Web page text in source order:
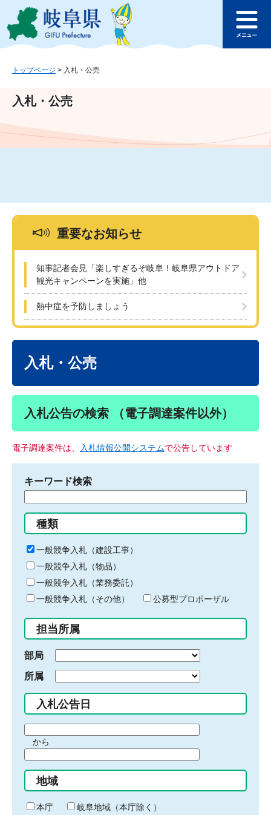
ジ
ュ
文
このページの本文へ
ュ
トップページ > 入札・公売
入札・公売
重要なお知らせ
知事記者会見「楽しすぎるぞ岐阜！岐阜県アウトドア
観光キャンペーンを実施」他
熱中症を予防しましょう
入札・公売
入札公告の検索 （電子調達案件以外）
電子調達案件は、 入札情報公開システムで公告しています
キーワード検索
る
キ
ー
ワ
ー
ド
入
力
種類
一般競争入札（建設工事）
一般競争入札（物品）
一般競争入札（業務委託）
一般競争入札（その他）
公募型プロポーザル
担当所属
部局
所属
入札公告日
間
始
り
から
間
終
わ
地域
本庁
岐阜地域（本庁除く）